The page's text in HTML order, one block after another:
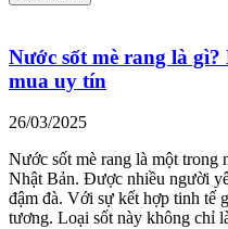
Nước sốt mè rang là
mua uy tín
26/03/2025
Nước sốt mè rang là một trong
Nhật Bản. Được nhiều người
đậm đà. Với sự kết hợp tinh tế
tương. Loại sốt này không chỉ